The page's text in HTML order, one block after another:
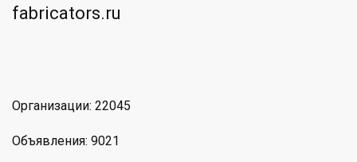
Организации: 22045
Объявления: 9021